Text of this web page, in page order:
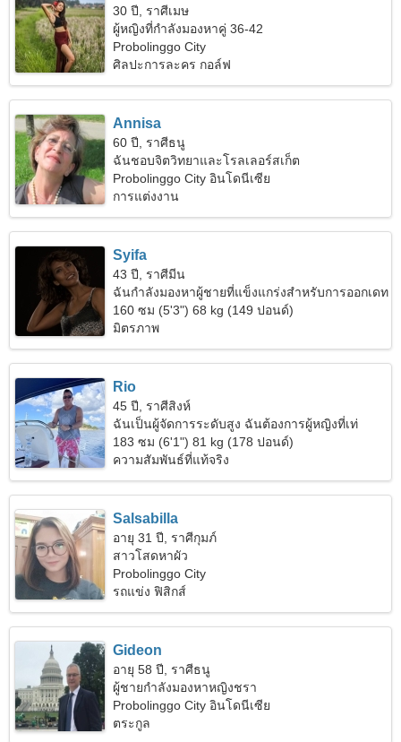
30 ปี, ราศีเมษ
ผู้หญิงที่กำลังมองหาคู่ 36-42
Probolinggo City
ศิลปะการละคร กอล์ฟ
Annisa
60 ปี, ราศีธนู
ฉันชอบจิตวิทยาและโรลเลอร์สเก็ต
Probolinggo City อินโดนีเซีย
การแต่งงาน
Syifa
43 ปี, ราศีมีน
ฉันกำลังมองหาผู้ชายที่แข็งแกร่งสำหรับการออกเดท
160 ซม (5'3") 68 kg (149 ปอนด์)
มิตรภาพ
Rio
45 ปี, ราศีสิงห์
ฉันเป็นผู้จัดการระดับสูง ฉันต้องการผู้หญิงที่เท่
183 ซม (6'1") 81 kg (178 ปอนด์)
ความสัมพันธ์ที่แท้จริง
Salsabilla
อายุ 31 ปี, ราศีกุมภ์
สาวโสดหาผัว
Probolinggo City
รถแข่ง ฟิสิกส์
Gideon
อายุ 58 ปี, ราศีธนู
ผู้ชายกำลังมองหาหญิงชรา
Probolinggo City อินโดนีเซีย
ตระกูล